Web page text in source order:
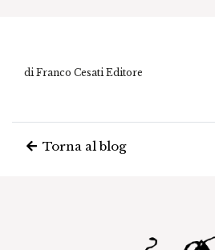
di Franco Cesati Editore
Torna al blog